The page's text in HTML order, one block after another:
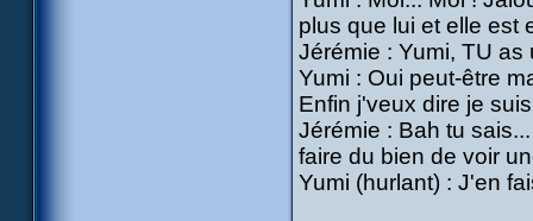
plus que lui et elle est
Jérémie : Yumi, TU
Yumi : Oui peut-être
Enfin j'veux dire je
Jérémie : Bah tu
faire du bien de voir
Yumi (hurlant) : J'en